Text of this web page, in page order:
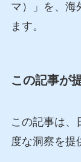
マ）」を、海
ます。
この記事が
この記事は、
度な洞察を提